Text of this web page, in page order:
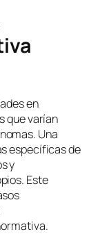
en
que varían
Una
específicas de
y
Este